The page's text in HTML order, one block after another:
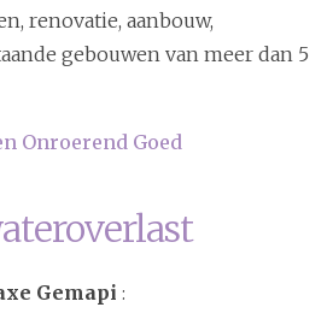
renovatie, aanbouw,
gebouwen van meer dan 5
Onroerend Goed
Gemapi :